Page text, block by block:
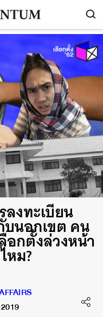
งทะเบียน
บนอกเขต คน
อกตั้งล่วงหน้า
หม?
2019